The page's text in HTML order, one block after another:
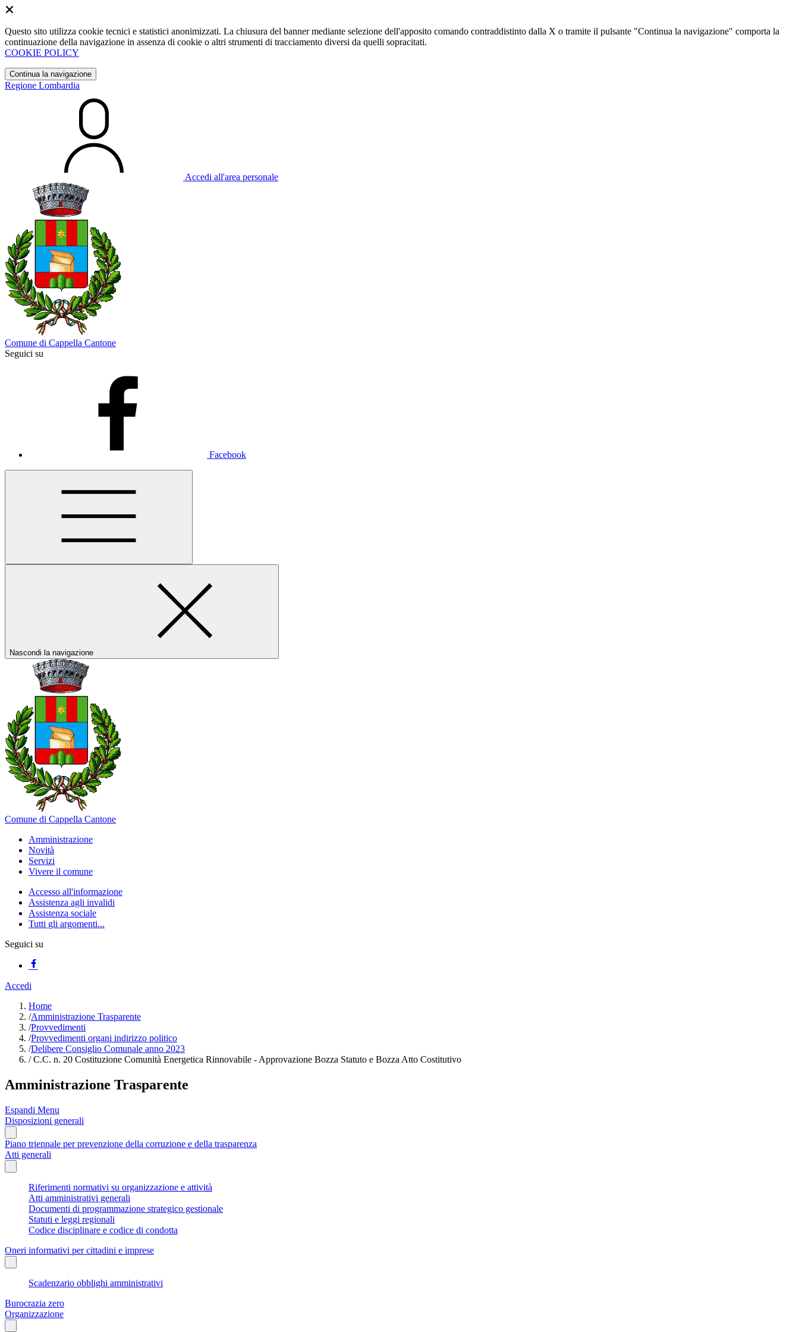
Questo sito utilizza cookie tecnici e statistici anonimizzati. La chiusura del banner mediante selezione dell'apposito comando contraddistinto dalla X o tramite il pulsante "Continua la navigazione" comporta la
continuazione della navigazione in assenza di cookie o altri strumenti di tracciamento diversi da quelli sopracitati.
COOKIE POLICY
Continua la navigazione
Regione Lombardia
Accedi all'area personale
Comune di Cappella Cantone
Seguici su
Facebook
Nascondi la navigazione
Comune di Cappella Cantone
Amministrazione
Novità
Servizi
Vivere il comune
Accesso all'informazione
Assistenza agli invalidi
Assistenza sociale
Tutti gli argomenti...
Seguici su
Accedi
Home
/Amministrazione Trasparente
/Provvedimenti
/Provvedimenti organi indirizzo politico
/Delibere Consiglio Comunale anno 2023
/C.C. n. 20 Costituzione Comunità Energetica Rinnovabile - Approvazione Bozza Statuto e Bozza Atto Costitutivo
Amministrazione Trasparente
Espandi Menu
Disposizioni generali
Piano triennale per prevenzione della corruzione e della trasparenza
Atti generali
Riferimenti normativi su organizzazione e attività
Atti amministrativi generali
Documenti di programmazione strategico gestionale
Statuti e leggi regionali
Codice disciplinare e codice di condotta
Oneri informativi per cittadini e imprese
Scadenzario obblighi amministrativi
Burocrazia zero
Organizzazione